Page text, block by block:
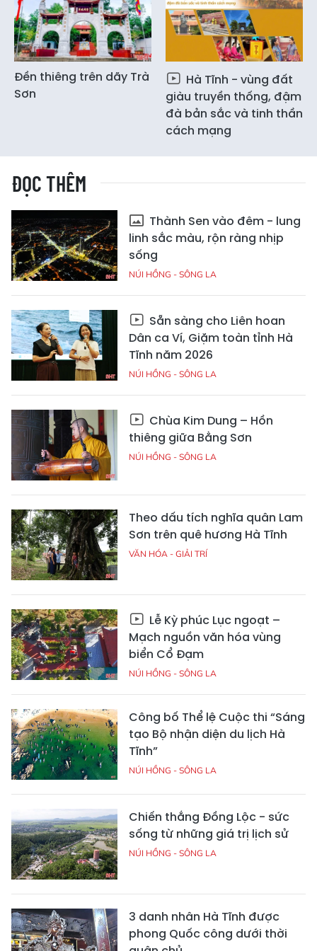
Đền thiêng trên dãy Trà
Sơn
Hà Tĩnh - vùng đất
giàu truyền thống, đậm
đà bản sắc và tinh thần
cách mạng
ĐỌC THÊM
Thành Sen vào đêm - lung
linh sắc màu, rộn ràng nhịp
sống
NÚI HỒNG - SÔNG LA
Sẵn sàng cho Liên hoan
Dân ca Ví, Giặm toàn tỉnh Hà
Tĩnh năm 2026
NÚI HỒNG - SÔNG LA
Chùa Kim Dung – Hồn
thiêng giữa Bằng Sơn
NÚI HỒNG - SÔNG LA
Theo dấu tích nghĩa quân Lam
Sơn trên quê hương Hà Tĩnh
VĂN HÓA - GIẢI TRÍ
Lễ Kỳ phúc Lục ngoạt –
Mạch nguồn văn hóa vùng
biển Cổ Đạm
NÚI HỒNG - SÔNG LA
Công bố Thể lệ Cuộc thi “Sáng
tạo Bộ nhận diện du lịch Hà
Tĩnh”
NÚI HỒNG - SÔNG LA
Chiến thắng Đồng Lộc - sức
sống từ những giá trị lịch sử
NÚI HỒNG - SÔNG LA
3 danh nhân Hà Tĩnh được
phong Quốc công dưới thời